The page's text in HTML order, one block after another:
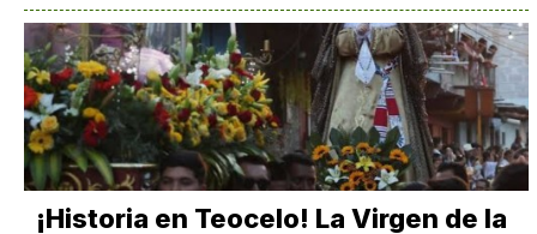
​¡Historia en Teocelo! La Virgen de la